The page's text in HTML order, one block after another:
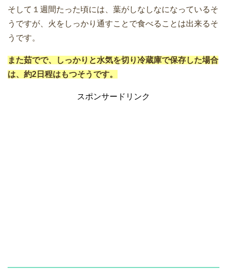
そして１週間たった頃には、葉がしなしなになっているそ
うですが、火をしっかり通すことで食べることは出来るそ
うです。
また茹でで、しっかりと水気を切り冷蔵庫で保存した場合
は、約2日程はもつそうです。
スポンサードリンク